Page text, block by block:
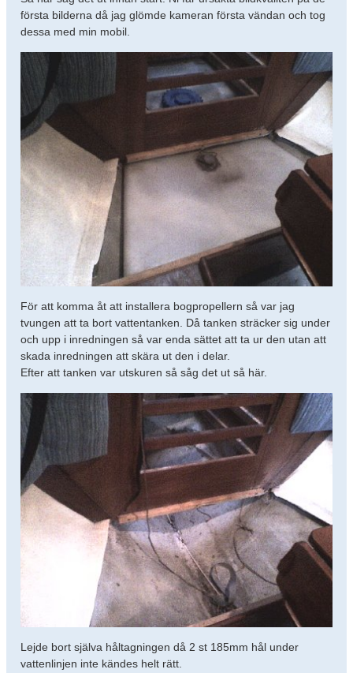
första bilderna då jag glömde kameran första vändan och tog
dessa med min mobil.
För att komma åt att installera bogpropellern så var jag
tvungen att ta bort vattentanken. Då tanken sträcker sig under
och upp i inredningen så var enda sättet att ta ur den utan att
skada inredningen att skära ut den i delar.
Efter att tanken var utskuren så såg det ut så här.
Lejde bort själva håltagningen då 2 st 185mm hål under
vattenlinjen inte kändes helt rätt.